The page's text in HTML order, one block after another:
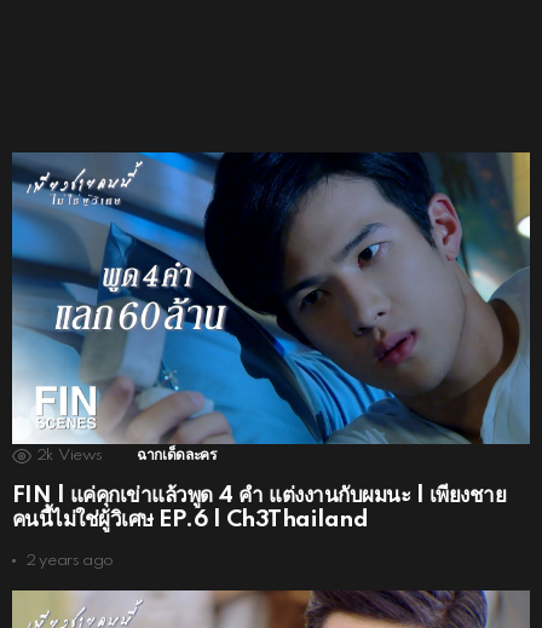
2k Views ฉากเด็ดละคร
FIN | แค่คุกเข่าแล้วพูด 4 คำ แต่งงานกับผมนะ | เพียงชาย
คนนี้ไม่ใช่ผู้วิเศษ EP.6 | Ch3Thailand
2 years ago